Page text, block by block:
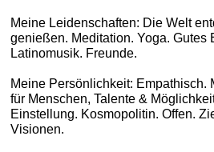
Meine Leidenschaften: Die Welt
genießen. Meditation. Yoga. Gutes
Latinomusik. Freunde.
Meine Persönlichkeit: Empathisch.
für Menschen, Talente &
Einstellung. Kosmopolitin. Offen.
Visionen.